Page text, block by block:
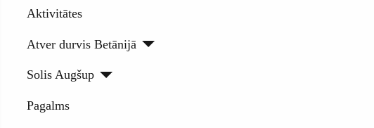
Aktivitātes
Atver durvis Betānijā
Solis Augšup
Pagalms